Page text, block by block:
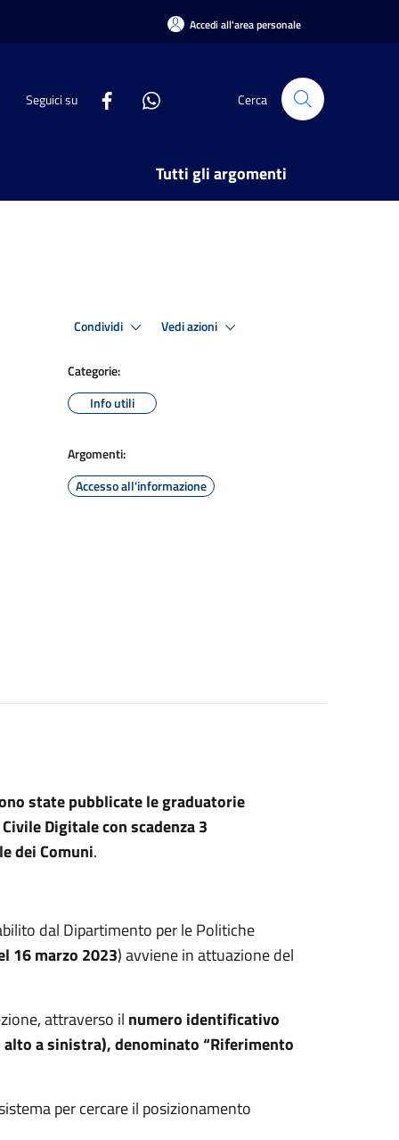
Accedi all'area personale
Seguici su Cerca
Tutti gli argomenti
Condividi Vedi azioni
Categorie:
Info utili
Argomenti:
Accesso all'informazione
state pubblicate le graduatorie
Digitale con scadenza 3
dei Comuni.
dal Dipartimento per le Politiche
16 marzo 2023) avviene in attuazione del
attraverso il numero identificativo
a sinistra), denominato “Riferimento
per cercare il posizionamento